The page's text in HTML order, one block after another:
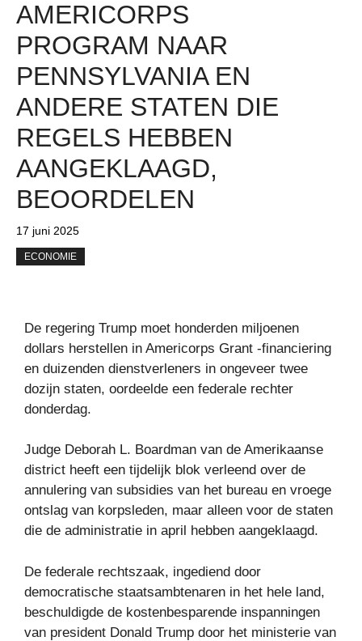
AMERICORPS
PROGRAM NAAR
PENNSYLVANIA EN
ANDERE STATEN DIE
REGELS HEBBEN
AANGEKLAAGD,
BEOORDELEN
17 juni 2025
ECONOMIE
De regering Trump moet honderden miljoenen
dollars herstellen in Americorps Grant -financiering
en duizenden dienstverleners in ongeveer twee
dozijn staten, oordeelde een federale rechter
donderdag.
Judge Deborah L. Boardman van de Amerikaanse
district heeft een tijdelijk blok verleend over de
annulering van subsidies van het bureau en vroege
ontslag van korpsleden, maar alleen voor de staten
die de administratie in april hebben aangeklaagd.
De federale rechtszaak, ingediend door
democratische staatsambtenaren in het hele land,
beschuldigde de kostenbesparende inspanningen
van president Donald Trump door het ministerie van